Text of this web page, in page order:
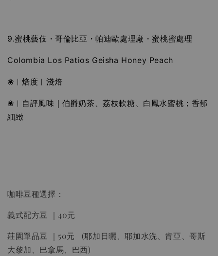
9.蜜桃藝伎・哥倫比亞・帕迪歐處理廠・蜜桃蜜處理
Colombia Los Patios Geisha Honey Peach
❀︱焙度︱淺焙
❀︱自評風味｜伯爵奶茶、荔枝軟糖、白鳳水蜜桃；香郁
細緻
咖啡豆種選擇：
義式配方豆 ｜40元
莊園單品豆 ｜50元 (耶加日曬、耶加水洗、肯亞、哥斯
大黎加、巴拿馬、巴西)